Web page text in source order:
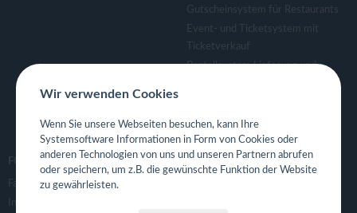
Gutscheinsystem für Restaurants
Event- und Ticketsystem mit
Ticketverkauf
Bestellsystem Lieferung und
Eigene App für Restaurant
FOLGE UNS
Facebook
Instagram
Wir verwenden Cookies
Wenn Sie unsere Webseiten besuchen, kann Ihre
Systemsoftware Informationen in Form von Cookies oder
anderen Technologien von uns und unseren Partnern abrufen
oder speichern, um z.B. die gewünschte Funktion der Website
zu gewährleisten.